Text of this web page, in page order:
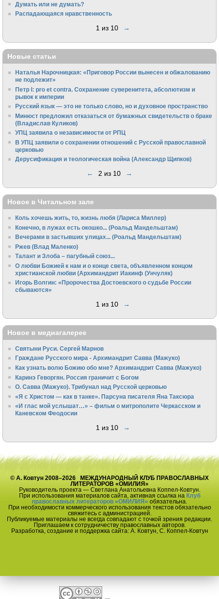
Думать или не думать?
Распадающаяся нравственность
1 из 10 →
Новые статьи
Наталья Нарочницкая: «Приговор России вынесен и обжалованию
не подлежит»
Петр I: pro et contra. Сохранение суверенитета, абсолютизм и
рывок к империи
Русский язык — это не только слово, но и духовное пространство
Минюст предложил отказаться от бумажных свидетельств о браке
(Владислав Куликов)
УПЦ заявила о независимости от РПЦ
В УПЦ заявили о сохранении отношений с Русской православной
церковью
Дерусификация и теологическая война (Александр Щипков)
← 2 из 10 →
Новое в Читальном зале
Коль хочешь жить, то, жизнь любя (Лариса Миллер)
Конечно, в лужах есть окошко... (Роальд Мандельштам)
Вечерами в застывших улицах... (Роальд Мандельштам)
Ржев (Влад Маленко)
Талант и Злоба – пагубный союз...
О любви Божией к нам и о конце света, объявленном концом
христианской любви (Архимандрит Иакинф (Унчуляк)
Игорь Волгин: «Пророчества Достоевского о судьбе России
сбываются»
1 из 10 →
Новое в медиагалерее
Святыни Руси. Сергей Марнов
Граждане Русского мира - Архимандрит Савва (Мажуко)
Как узнать волю Божию обо мне? Архимандрит Савва (Мажуко)
Каринэ Геворгян. Россия граничит с Богом
О. Савва (Мажуко). Трибунал над Русской церковью
«Я с Христом — как в танке». Парсуна писателя Яна Таксюра
«И глас мой услышат…» – фильм о митрополите Черкасском и
Каневском Феодосии
1 из 10 →
© А. Ковтун 2008–2026 МЕЖДУНАРОДНЫЙ КЛУБ ПРАВОСЛАВНЫХ
ЛИТЕРАТОРОВ «ОМИЛИЯ»
Руководитель проекта — Светлана Анатольевна Коппел-Ковтун.
При использования материалов сайта, активная ссылка на Клуб
православных литераторов «ОМИЛИЯ» обязательна.
При необходимости коммерческого использования текстов обязательно
свяжитесь с администрацией.
Публикуемые материалы не всегда совпадают с точкой зрения редакции.
Приглашаем к сотрудничеству православных авторов.
Разработка, создание и поддержка сайта: А. Ковтун, С. Коппел-Ковтун